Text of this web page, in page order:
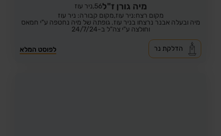
מיה גורן ז"ל56, ניר עוז
מקום רצח:ניר עוז,מקום קבורה: ניר עוז
מיה ובעלה אבנר נרצחו בניר עוז. גופתה של מיה נחטפה ע"י חמאס
וחולצה ע"י צה"ל ב-24/7/24
לפוסט המלא הדלקת נר